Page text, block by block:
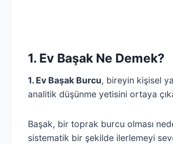
1. Ev Başak Ne Demek?
1. Ev Başak Burcu, bireyin kişisel
analitik düşünme yetisini ortaya
Başak, bir toprak burcu olması
sistematik bir şekilde ilerlemeyi